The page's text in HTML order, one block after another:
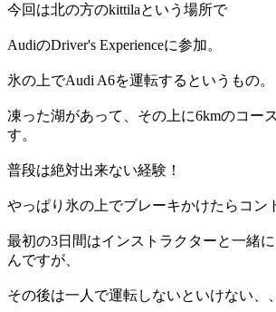
今回は北の方のkittilaという場所で
AudiのDriver's Experienceに参加。
氷の上でAudi A6を運転するというもの。
凍った湖があって、その上に6kmのコー
す。
普段は絶対出来ない経験！
やっぱり氷の上でブレーキかけたらコン
最初の3日間はインストラクターと一緒
んですが、
その後は一人で運転しないといけない、